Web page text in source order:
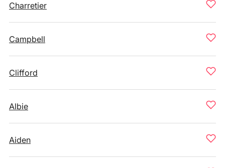
Charretier
Campbell
Clifford
Albie
Aiden